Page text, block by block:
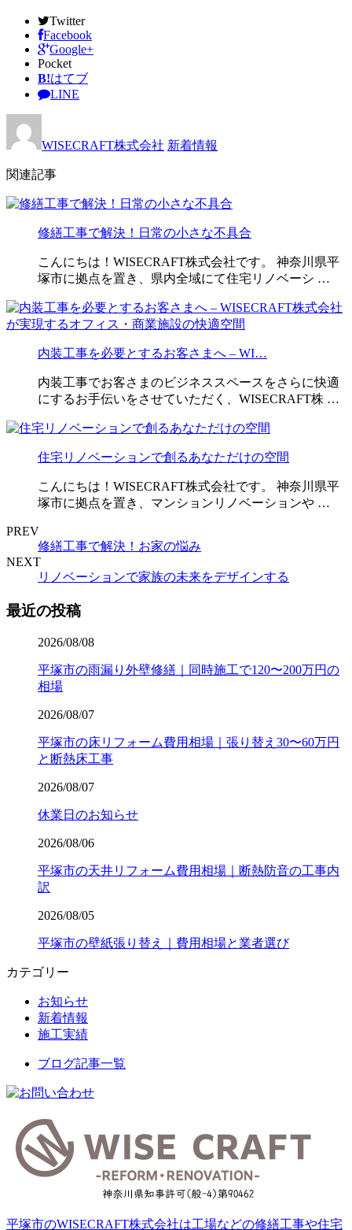
Twitter
Facebook
Google+
Pocket
B!はてブ
LINE
WISECRAFT株式会社 新着情報
関連記事
修繕工事で解決！日常の小さな不具合
こんにちは！WISECRAFT株式会社です。 神奈川県平
塚市に拠点を置き、県内全域にて住宅リノベーシ …
内装工事を必要とするお客さまへ – WI…
内装工事でお客さまのビジネススペースをさらに快適
にするお手伝いをさせていただく、WISECRAFT株 …
住宅リノベーションで創るあなただけの空間
こんにちは！WISECRAFT株式会社です。 神奈川県平
塚市に拠点を置き、マンションリノベーションや …
PREV
修繕工事で解決！お家の悩み
NEXT
リノベーションで家族の未来をデザインする
最近の投稿
2026/08/08
平塚市の雨漏り外壁修繕｜同時施工で120〜200万円の
相場
2026/08/07
平塚市の床リフォーム費用相場｜張り替え30〜60万円
と断熱床工事
2026/08/07
休業日のお知らせ
2026/08/06
平塚市の天井リフォーム費用相場｜断熱防音の工事内
訳
2026/08/05
平塚市の壁紙張り替え｜費用相場と業者選び
カテゴリー
お知らせ
新着情報
施工実績
ブログ記事一覧
平塚市のWISECRAFT株式会社は工場などの修繕工事や住宅